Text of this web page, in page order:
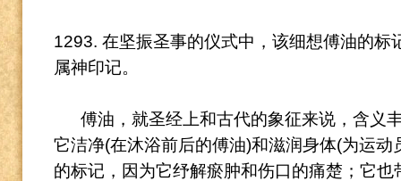
1293. 在坚振圣事的仪式中，该细想傅油的标
属神印记。
傅油，就圣经上和古代的象征来说，含义
它洁净(在沐浴前后的傅油)和滋润身体(为运
的标记，因为它纾解瘀肿和伤口的痛楚；它